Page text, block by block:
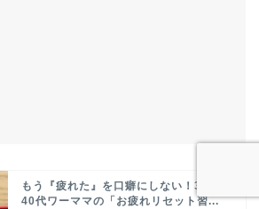
もう『疲れた』を口癖にしない！30代・
40代ワーママの「お疲れリセット習...